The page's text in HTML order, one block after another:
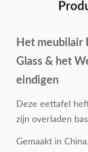
Het meubilair
Glass & het
eindigen
Deze eettafel
zijn overladen
Gemaakt in